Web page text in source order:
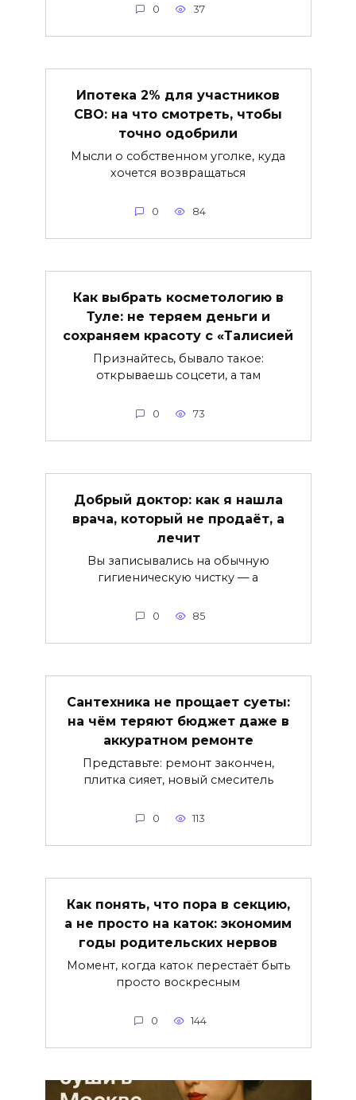
0 37
Ипотека 2% для участников
СВО: на что смотреть, чтобы
точно одобрили
Мысли о собственном уголке, куда
хочется возвращаться
0 84
Как выбрать косметологию в
Туле: не теряем деньги и
сохраняем красоту с «Талисией
Признайтесь, бывало такое:
открываешь соцсети, а там
0 73
Добрый доктор: как я нашла
врача, который не продаёт, а
лечит
Вы записывались на обычную
гигиеническую чистку — а
0 85
Сантехника не прощает суеты:
на чём теряют бюджет даже в
аккуратном ремонте
Представьте: ремонт закончен,
плитка сияет, новый смеситель
0 113
Как понять, что пора в секцию,
а не просто на каток: экономим
годы родительских нервов
Момент, когда каток перестаёт быть
просто воскресным
0 144